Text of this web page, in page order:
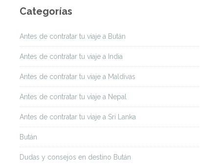
Categorías
Antes de contratar tu viaje a Bután
Antes de contratar tu viaje a India
Antes de contratar tu viaje a Maldivas
Antes de contratar tu viaje a Nepal
Antes de contratar tu viaje a Sri Lanka
Bután
Dudas y consejos en destino Bután